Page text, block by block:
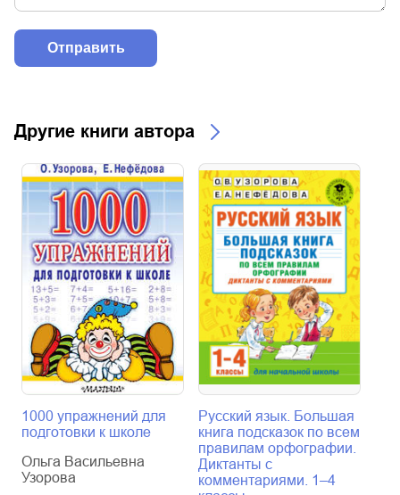
Другие книги автора
1000 упражнений для
подготовки к школе
Ольга Васильевна
Узорова
Русский язык. Большая
книга подсказок по всем
правилам орфографии.
Диктанты с
комментариями. 1–4